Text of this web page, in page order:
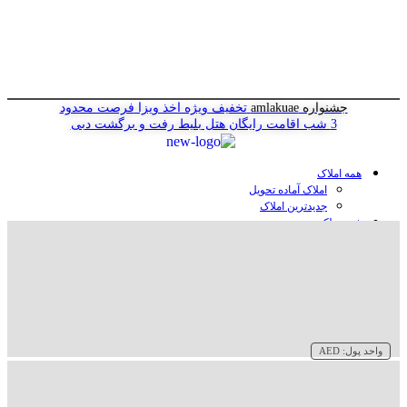
جشنواره amlakuae تخفیف ویژه اخذ ویزا فرصت محدود
3 شب اقامت رایگان هتل
بلیط رفت و برگشت دبی
همه املاک
املاک آماده تحویل
جدیدترین املاک
خرید ملک در دبی
واحد پول: AED